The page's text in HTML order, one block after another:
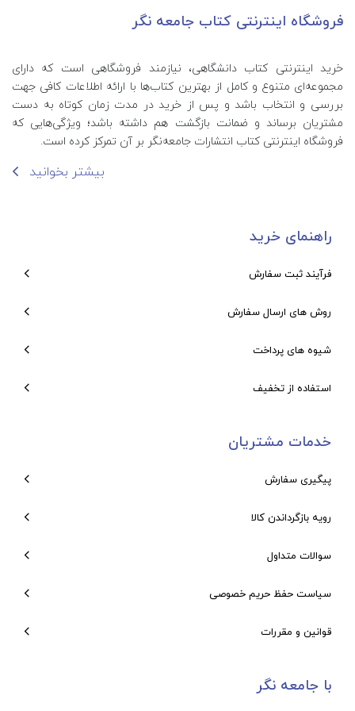
فروشگاه اینترنتی کتاب جامعه نگر
خرید اینترنتی کتاب‌ دانشگاهی، نیازمند فروشگاهی است که دارای
مجموعه‌ای متنوع و کامل از بهترین کتاب‌ها با ارائه اطلاعات کافی جهت
بررسی و انتخاب باشد و پس از خرید در مدت زمان کوتاه به دست
مشتریان برساند و ضمانت بازگشت هم داشته باشد؛ ویژگی‌هایی که
فروشگاه اینترنتی کتاب انتشارات جامعه‌نگر بر آن تمرکز کرده است.
بیشتر بخوانید
راهنمای خرید
فرآیند ثبت سفارش
روش های ارسال سفارش
شیوه های پرداخت
استفاده از تخفیف
خدمات مشتریان
پیگیری سفارش
رویه بازگرداندن کالا
سوالات متداول
سیاست حفظ حریم خصوصی
قوانین و مقررات
با جامعه نگر